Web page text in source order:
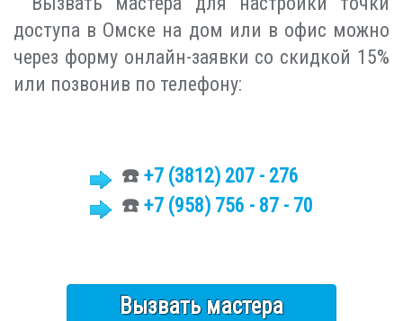
доступа в Омске на дом или в офис можно
через форму онлайн-заявки со скидкой 15%
или позвонив по телефону:
☎️ +7 (3812) 207 - 276
☎️ +7 (958) 756 - 87 - 70
Вызвать мастера